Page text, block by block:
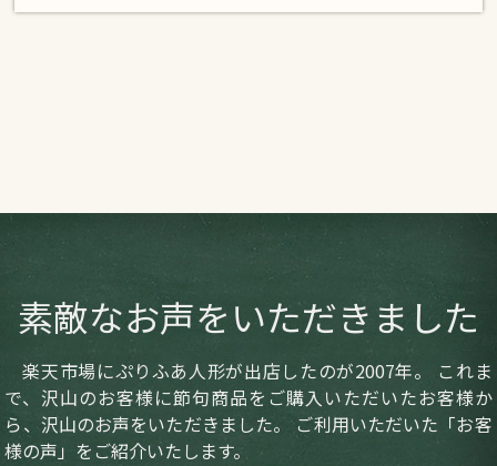
素敵なお声をいただきました
楽天市場にぷりふあ人形が出店したのが2007年。 これま
で、沢山のお客様に節句商品をご購入いただいたお客様か
ら、沢山のお声をいただきました。 ご利用いただいた「お客
様の声」をご紹介いたします。